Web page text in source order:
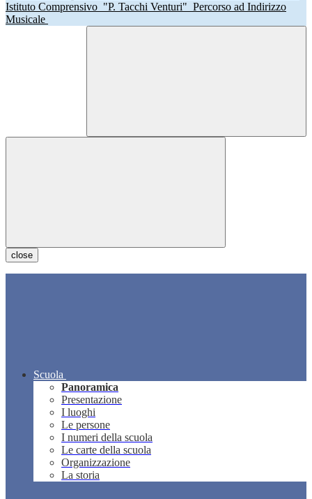
Istituto Comprensivo "P. Tacchi Venturi" Percorso ad Indirizzo
Musicale
close
Scuola
Panoramica
Presentazione
I luoghi
Le persone
I numeri della scuola
Le carte della scuola
Organizzazione
La storia